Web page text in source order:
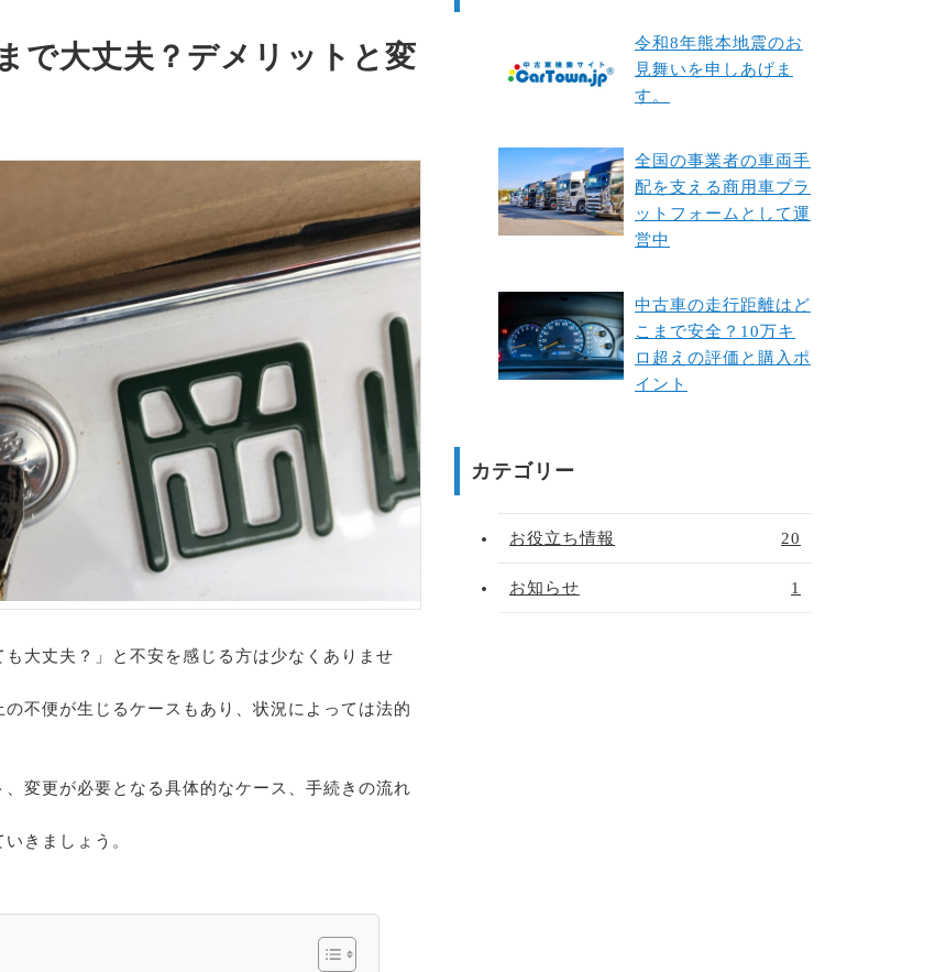
で大丈夫？デメリットと変
大丈夫？」と不安を感じる方は少なくありませ
不便が生じるケースもあり、状況によっては法的
変更が必要となる具体的なケース、手続きの流れ
きましょう。
令和8年熊本地震のお
見舞いを申しあげま
す。
全国の事業者の車両手
配を支える商用車プラ
ットフォームとして運
営中
中古車の走行距離はど
こまで安全？10万キ
ロ超えの評価と購入ポ
イント
カテゴリー
お役立ち情報 20
お知らせ 1